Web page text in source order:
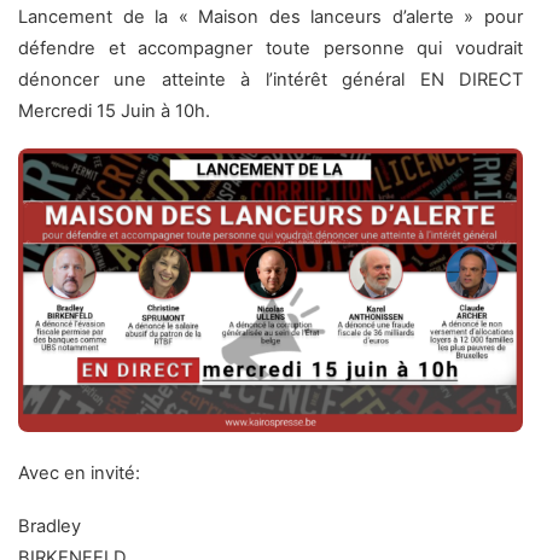
Lancement de la « Maison des lanceurs d’alerte » pour
défendre et accompagner toute personne qui voudrait
dénoncer une atteinte à l’intérêt général EN DIRECT
Mercredi 15 Juin à 10h.
Avec en invité:
Bradley